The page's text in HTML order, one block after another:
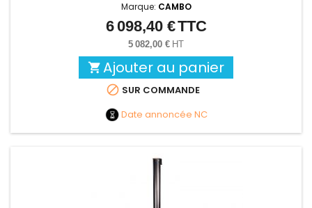
Marque: CAMBO
Prix
6 098,40 €TTC
5 082,00 € HT
 Ajouter au panier
 SUR COMMANDE
Date annoncée NC